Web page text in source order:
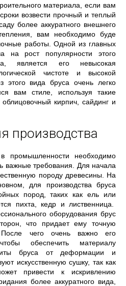
материала, если вам
возвести прочный и теплый
более аккуратного внешнего
вам необходимо буде
работы. Одной из главных
на рост популярности этого
является его невысокая
чистоте и высокой
этого вида бруса очень легко
вам стиле, используя такие
кирпич, сайдинг и
производства
промышленности необходимо
важные требования. Для начала
породу древесины. На
для производства бруса
пород, таких как ель или
пихта, кедр и лиственница.
оборудования брус
что придает ему точную
После чего очень важно его
обеспечить материалу
бруса от деформации и
искусственную сушку, так как
привести к искривлению
более аккуратного вида,